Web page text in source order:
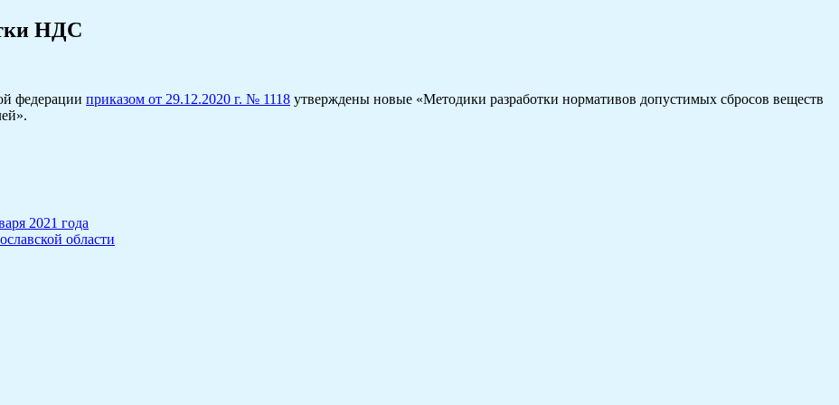
НДС
федерации приказом от 29.12.2020 г. № 1118 утверждены новые «Методики разработки нормативов допустимых сбросов веществ
2021 года
области